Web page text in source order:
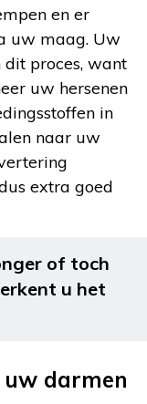
en er
uw maag. Uw
dit proces, want
uw hersenen
in
naar uw
extra goed
of toch
u het
darmen